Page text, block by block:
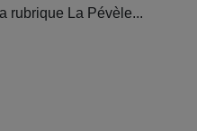
rubrique La Pévèle...